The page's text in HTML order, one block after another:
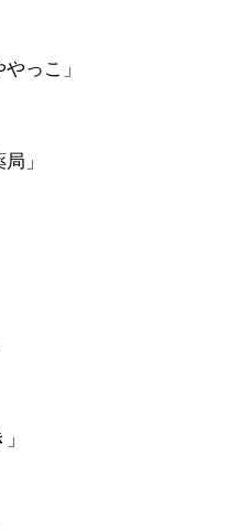
っこ」
」